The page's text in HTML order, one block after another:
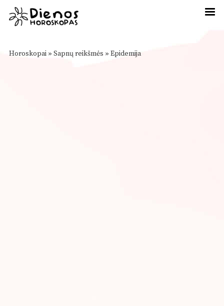
Horoskopai » Sapnų reikšmės » Epidemija